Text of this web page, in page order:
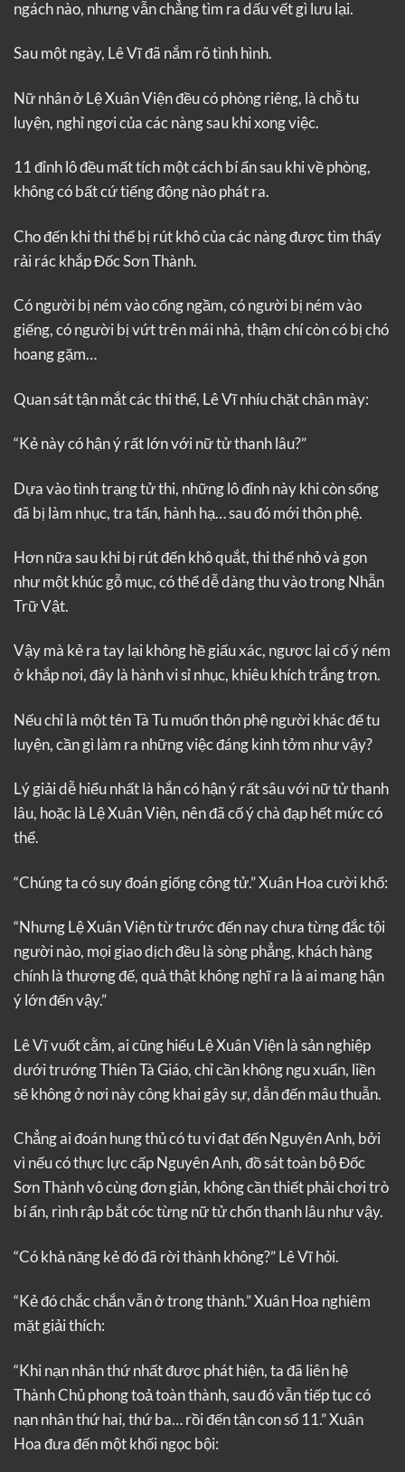
ngách nào, nhưng vẫn chẳng tìm ra dấu vết gì lưu lại.
Sau một ngày, Lê Vĩ đã nắm rõ tình hình.
Nữ nhân ở Lệ Xuân Viện đều có phòng riêng, là chỗ tu
luyện, nghỉ ngơi của các nàng sau khi xong việc.
11 đỉnh lô đều mất tích một cách bí ẩn sau khi về phòng,
không có bất cứ tiếng động nào phát ra.
Cho đến khi thi thể bị rút khô của các nàng được tìm thấy
rải rác khắp Đốc Sơn Thành.
Có người bị ném vào cống ngầm, có người bị ném vào
giếng, có người bị vứt trên mái nhà, thậm chí còn có bị chó
hoang gặm…
Quan sát tận mắt các thi thể, Lê Vĩ nhíu chặt chân mày:
“Kẻ này có hận ý rất lớn với nữ tử thanh lâu?”
Dựa vào tình trạng tử thi, những lô đỉnh này khi còn sống
đã bị làm nhục, tra tấn, hành hạ… sau đó mới thôn phệ.
Hơn nữa sau khi bị rút đến khô quắt, thi thể nhỏ và gọn
như một khúc gỗ mục, có thể dễ dàng thu vào trong Nhẫn
Trữ Vật.
Vậy mà kẻ ra tay lại không hề giấu xác, ngược lại cố ý ném
ở khắp nơi, đây là hành vi sỉ nhục, khiêu khích trắng trợn.
Nếu chỉ là một tên Tà Tu muốn thôn phệ người khác để tu
luyện, cần gì làm ra những việc đáng kinh tởm như vậy?
Lý giải dễ hiểu nhất là hắn có hận ý rất sâu với nữ tử thanh
lâu, hoặc là Lệ Xuân Viện, nên đã cố ý chà đạp hết mức có
thể.
“Chúng ta có suy đoán giống công tử.” Xuân Hoa cười khổ:
“Nhưng Lệ Xuân Viện từ trước đến nay chưa từng đắc tội
người nào, mọi giao dịch đều là sòng phẳng, khách hàng
chính là thượng đế, quả thật không nghĩ ra là ai mang hận
ý lớn đến vậy.”
Lê Vĩ vuốt cằm, ai cũng hiểu Lệ Xuân Viện là sản nghiệp
dưới trướng Thiên Tà Giáo, chỉ cần không ngu xuẩn, liền
sẽ không ở nơi này công khai gây sự, dẫn đến mâu thuẫn.
Chẳng ai đoán hung thủ có tu vi đạt đến Nguyên Anh, bởi
vì nếu có thực lực cấp Nguyên Anh, đồ sát toàn bộ Đốc
Sơn Thành vô cùng đơn giản, không cần thiết phải chơi trò
bí ẩn, rình rập bắt cóc từng nữ tử chốn thanh lâu như vậy.
“Có khả năng kẻ đó đã rời thành không?” Lê Vĩ hỏi.
“Kẻ đó chắc chắn vẫn ở trong thành.” Xuân Hoa nghiêm
mặt giải thích:
“Khi nạn nhân thứ nhất được phát hiện, ta đã liên hệ
Thành Chủ phong toả toàn thành, sau đó vẫn tiếp tục có
nạn nhân thứ hai, thứ ba… rồi đến tận con số 11.” Xuân
Hoa đưa đến một khối ngọc bội: